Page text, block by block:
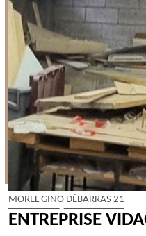
MOREL GINO DÉBARRAS 21
ENTREPRISE